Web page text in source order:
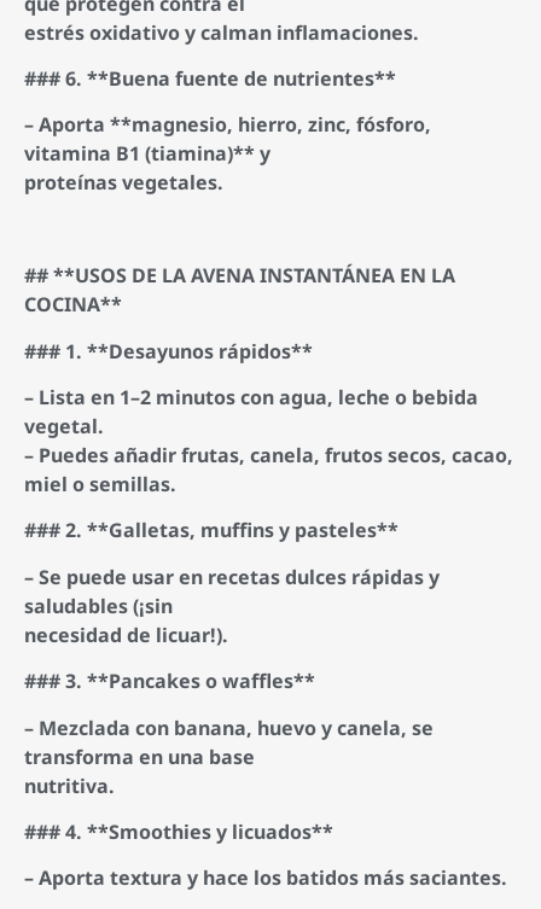
estrés oxidativo y calman inflamaciones.
### 6. **Buena fuente de nutrientes**
– Aporta **magnesio, hierro, zinc, fósforo,
vitamina B1 (tiamina)** y
proteínas vegetales.
## **USOS DE LA AVENA INSTANTÁNEA EN LA
COCINA**
### 1. **Desayunos rápidos**
– Lista en 1–2 minutos con agua, leche o bebida
vegetal.
– Puedes añadir frutas, canela, frutos secos, cacao,
miel o semillas.
### 2. **Galletas, muffins y pasteles**
– Se puede usar en recetas dulces rápidas y
saludables (¡sin
necesidad de licuar!).
### 3. **Pancakes o waffles**
– Mezclada con banana, huevo y canela, se
transforma en una base
nutritiva.
### 4. **Smoothies y licuados**
– Aporta textura y hace los batidos más saciantes.